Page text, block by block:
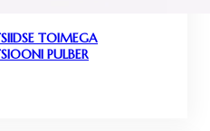
TOIMEGA
PULBER